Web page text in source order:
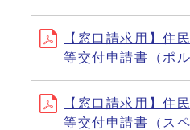
【窓口請求用】住
等交付申請書（ポ
【窓口請求用】住
等交付申請書（スペ